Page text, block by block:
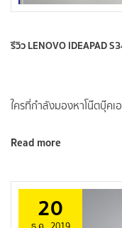
รีวิว LENOVO IDEAPAD
ใครที่กำลังมองหาโน๊ตบุ๊ค
Read more
20